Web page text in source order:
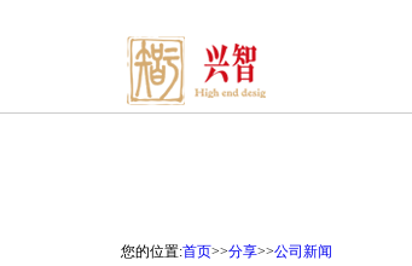
您的位置:首页>>分享>>公司新闻